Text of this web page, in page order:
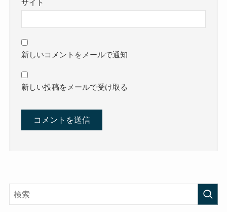
サイト
新しいコメントをメールで通知
新しい投稿をメールで受け取る